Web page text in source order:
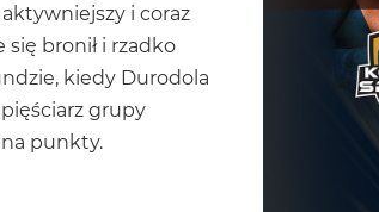
i coraz
się bronił i rzadko
kiedy Durodola
grupy
punkty.